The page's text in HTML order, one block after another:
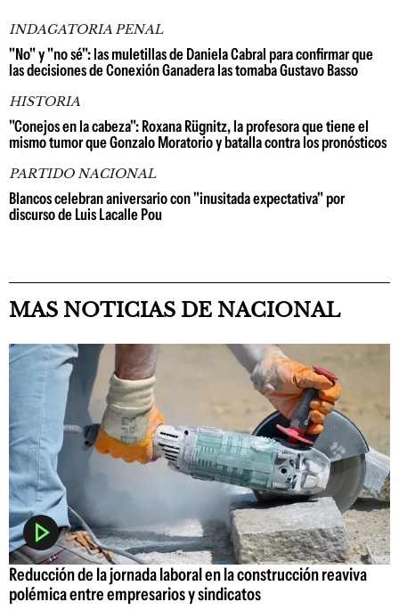
INDAGATORIA PENAL
"No" y "no sé": las muletillas de Daniela Cabral para confirmar que
las decisiones de Conexión Ganadera las tomaba Gustavo Basso
HISTORIA
"Conejos en la cabeza": Roxana Rügnitz, la profesora que tiene el
mismo tumor que Gonzalo Moratorio y batalla contra los pronósticos
PARTIDO NACIONAL
Blancos celebran aniversario con "inusitada expectativa" por
discurso de Luis Lacalle Pou
MAS NOTICIAS DE NACIONAL
Reducción de la jornada laboral en la construcción reaviva
polémica entre empresarios y sindicatos